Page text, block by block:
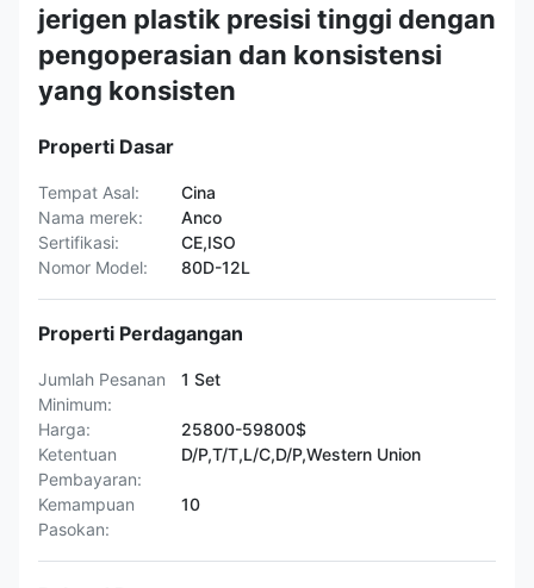
jerigen plastik presisi tinggi dengan
pengoperasian dan konsistensi
yang konsisten
Properti Dasar
Tempat Asal:
Cina
Nama merek:
Anco
Sertifikasi:
CE,ISO
Nomor Model:
80D-12L
Properti Perdagangan
Jumlah Pesanan
Minimum:
1 Set
Harga:
25800-59800$
Ketentuan
Pembayaran:
D/P,T/T,L/C,D/P,Western Union
Kemampuan
Pasokan:
10